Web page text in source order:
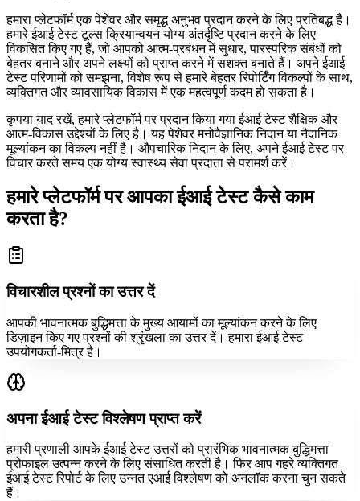
हमारा प्लेटफॉर्म एक पेशेवर और समृद्ध अनुभव प्रदान करने के लिए प्रतिबद्ध है।
हमारे ईआई टेस्ट टूल्स क्रियान्वयन योग्य अंतर्दृष्टि प्रदान करने के लिए
विकसित किए गए हैं, जो आपको आत्म-प्रबंधन में सुधार, पारस्परिक संबंधों को
बेहतर बनाने और अपने लक्ष्यों को प्राप्त करने में सशक्त बनाते हैं। अपने ईआई
टेस्ट परिणामों को समझना, विशेष रूप से हमारे बेहतर रिपोर्टिंग विकल्पों के साथ,
व्यक्तिगत और व्यावसायिक विकास में एक महत्वपूर्ण कदम हो सकता है।
कृपया याद रखें, हमारे प्लेटफॉर्म पर प्रदान किया गया ईआई टेस्ट शैक्षिक और
आत्म-विकास उद्देश्यों के लिए है। यह पेशेवर मनोवैज्ञानिक निदान या नैदानिक
मूल्यांकन का विकल्प नहीं है। औपचारिक निदान के लिए, अपने ईआई टेस्ट पर
विचार करते समय एक योग्य स्वास्थ्य सेवा प्रदाता से परामर्श करें।
हमारे प्लेटफॉर्म पर आपका ईआई टेस्ट कैसे काम
करता है?
विचारशील प्रश्नों का उत्तर दें
आपकी भावनात्मक बुद्धिमत्ता के मुख्य आयामों का मूल्यांकन करने के लिए
डिज़ाइन किए गए प्रश्नों की श्रृंखला का उत्तर दें। हमारा ईआई टेस्ट
उपयोगकर्ता-मित्र है।
अपना ईआई टेस्ट विश्लेषण प्राप्त करें
हमारी प्रणाली आपके ईआई टेस्ट उत्तरों को प्रारंभिक भावनात्मक बुद्धिमत्ता
प्रोफाइल उत्पन्न करने के लिए संसाधित करती है। फिर आप गहरे व्यक्तिगत
ईआई टेस्ट रिपोर्ट के लिए उन्नत एआई विश्लेषण को अनलॉक करना चुन सकते
हैं।